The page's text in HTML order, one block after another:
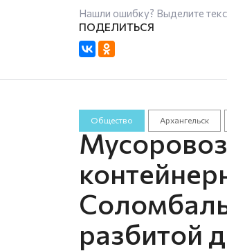
Нашли ошибку? Выделите
Общество Архангельск
разбитой